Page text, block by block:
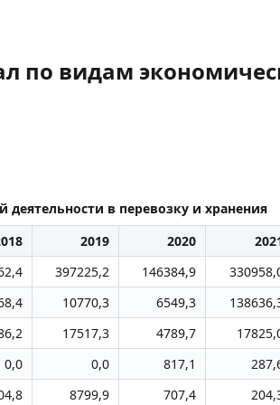
по видам
в перевозку и хранения
2019 2020
397225,2 146384,9
10770,3 6549,3
17517,3 4789,7
0,0 0,0 817,1
8799,9 707,4